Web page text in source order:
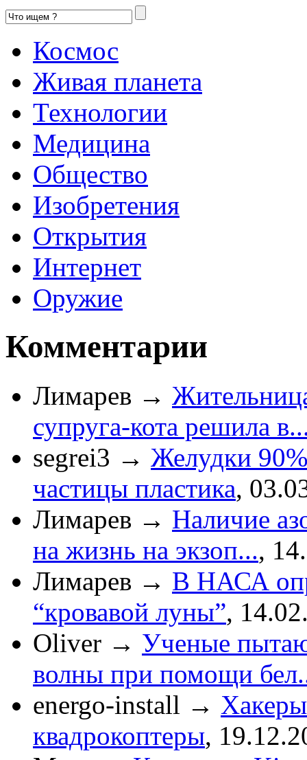
Космос
Живая планета
Технологии
Медицина
Общество
Изобретения
Открытия
Интернет
Оружие
Комментарии
Лимарев →
супруга-кота решила
segrei3 → Желудки
частицы пластика,
Лимарев → Наличие
на жизнь на экзоп...,
Лимарев → В НАСА
“кровавой луны”,
Oliver → Ученые
волны при помощи
energo-install →
квадрокоптеры,